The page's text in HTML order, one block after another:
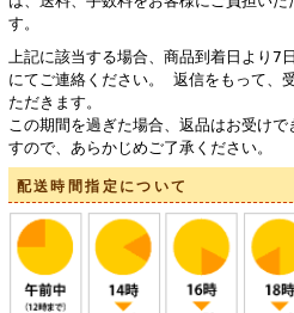
す。
上記に該当する場合、商品到着日より7
にてご連絡ください。 返信をもって、
ただきます。
この期間を過ぎた場合、返品はお受けで
すので、あらかじめご了承ください。
配送時間指定について